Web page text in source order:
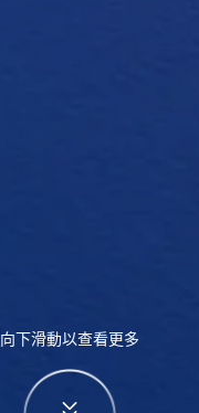
向下滑動以查看更多